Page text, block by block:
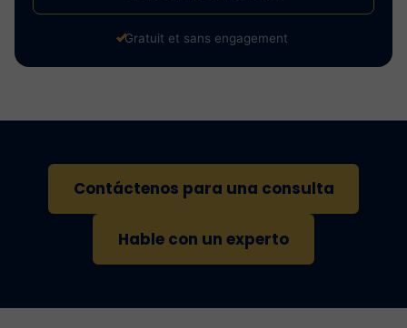
Gratuit et sans engagement
Contáctenos para una consulta
Hable con un experto